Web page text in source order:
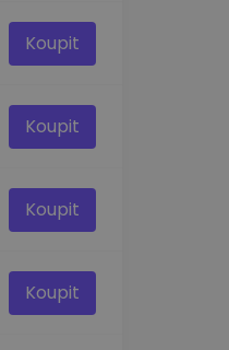
Koupit
Koupit
Koupit
Koupit